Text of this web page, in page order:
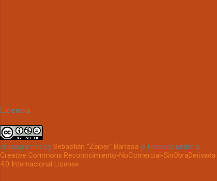
Licencia
cruzagramas by Sebastián "Zaiper" Barrasa is licensed under a
Creative Commons Reconocimiento-NoComercial-SinObraDerivada
4.0 Internacional License.